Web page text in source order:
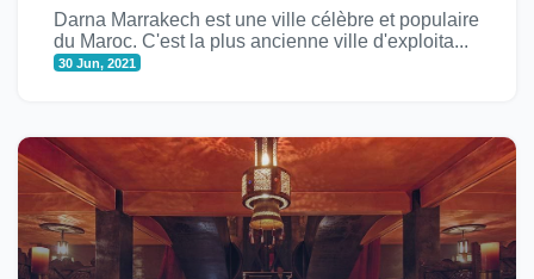
Darna Marrakech est une ville célèbre et populaire
du Maroc. C'est la plus ancienne ville d'exploita...
30 Jun, 2021